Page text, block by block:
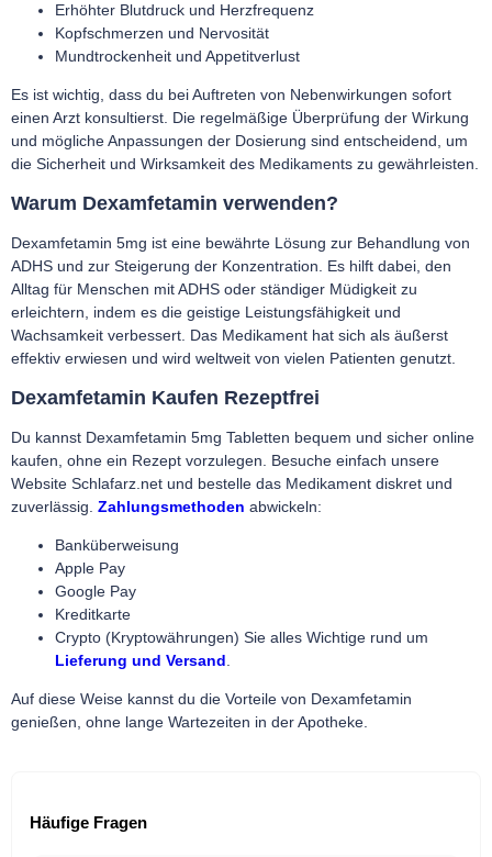
Erhöhter Blutdruck und Herzfrequenz
Kopfschmerzen und Nervosität
Mundtrockenheit und Appetitverlust
Es ist wichtig, dass du bei Auftreten von Nebenwirkungen sofort
einen Arzt konsultierst. Die regelmäßige Überprüfung der Wirkung
und mögliche Anpassungen der Dosierung sind entscheidend, um
die Sicherheit und Wirksamkeit des Medikaments zu gewährleisten.
Warum Dexamfetamin verwenden?
Dexamfetamin 5mg ist eine bewährte Lösung zur Behandlung von
ADHS und zur Steigerung der Konzentration. Es hilft dabei, den
Alltag für Menschen mit ADHS oder ständiger Müdigkeit zu
erleichtern, indem es die geistige Leistungsfähigkeit und
Wachsamkeit verbessert. Das Medikament hat sich als äußerst
effektiv erwiesen und wird weltweit von vielen Patienten genutzt.
Dexamfetamin Kaufen Rezeptfrei
Du kannst Dexamfetamin 5mg Tabletten bequem und sicher online
kaufen, ohne ein Rezept vorzulegen. Besuche einfach unsere
Website Schlafarz.net und bestelle das Medikament diskret und
zuverlässig. Zahlungsmethoden abwickeln:
Banküberweisung
Apple Pay
Google Pay
Kreditkarte
Crypto (Kryptowährungen) Sie alles Wichtige rund um
Lieferung und Versand
Auf diese Weise kannst du die Vorteile von Dexamfetamin
genießen, ohne lange Wartezeiten in der Apotheke.
Häufige Fragen